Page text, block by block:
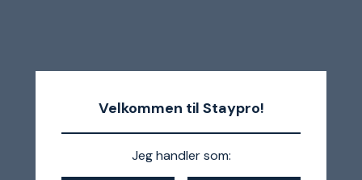
Velkommen til Staypro!
Jeg handler som: